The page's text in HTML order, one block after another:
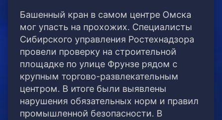
Башенный кран в самом центре Омска
мог упасть на прохожих. Специалисты
Сибирского управления Ростехнадзора
провели проверку на строительной
площадке по улице Фрунзе рядом с
крупным торгово-развлекательным
центром. В итоге были выявлены
нарушения обязательных норм и правил
промышленной безопасности. В